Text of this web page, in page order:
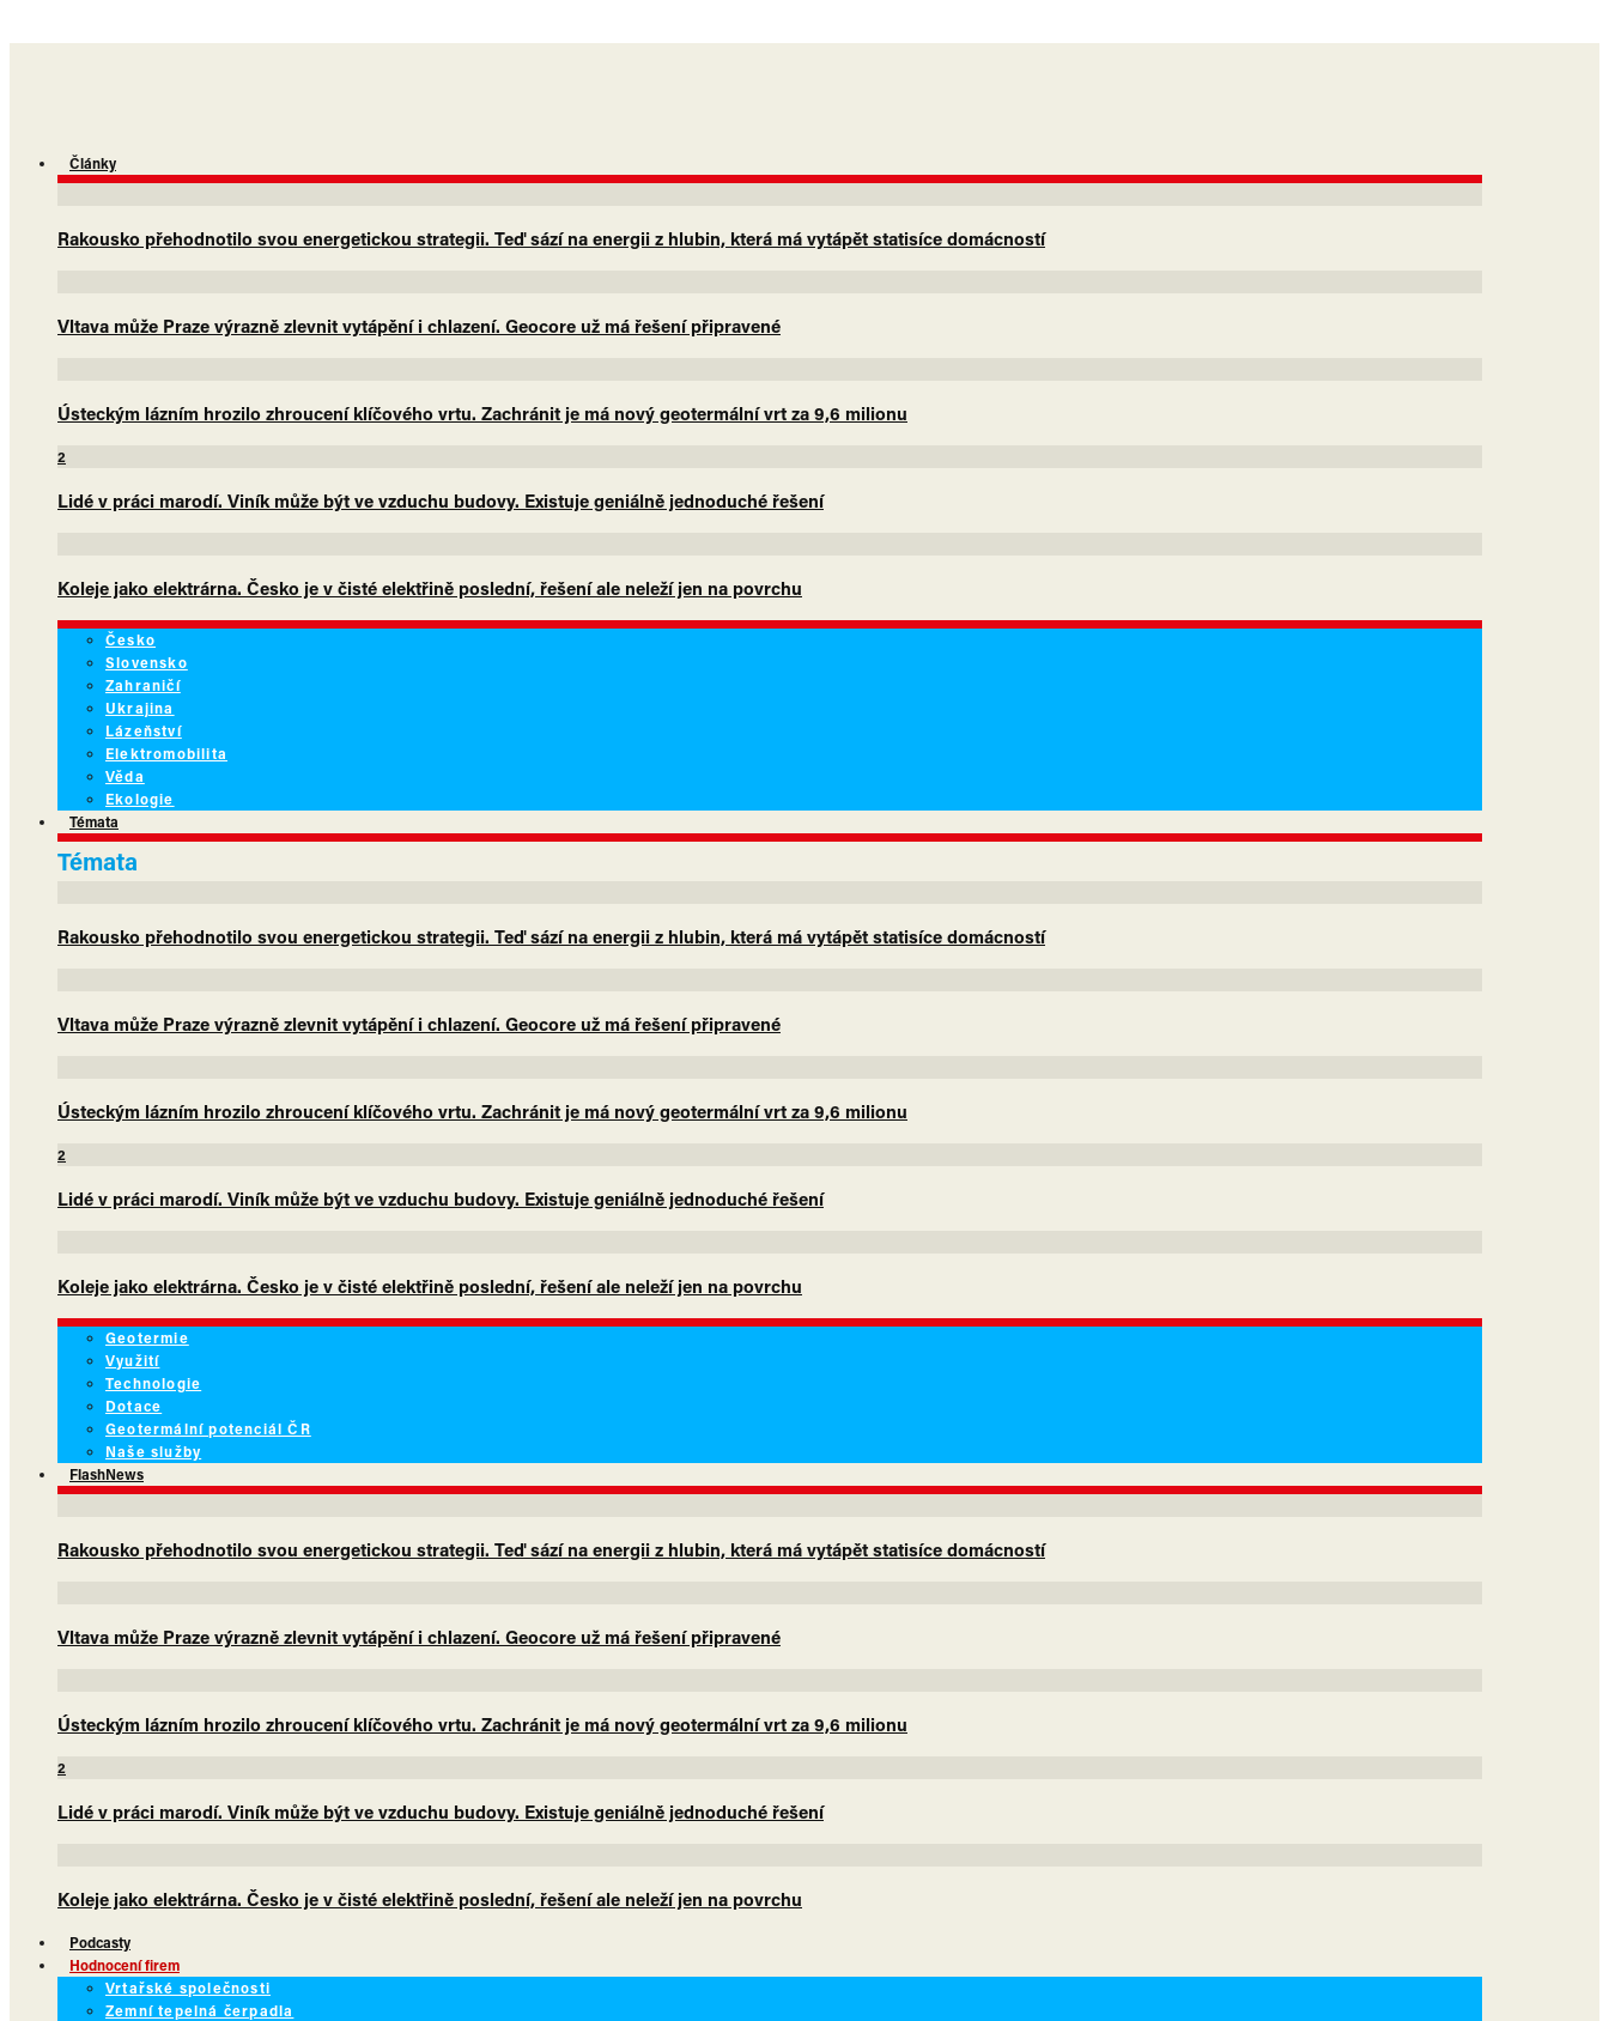
Články
Rakousko přehodnotilo svou energetickou strategii. Teď sází na energii z hlubin, která má vytápět statisíce domácností
Vltava může Praze výrazně zlevnit vytápění i chlazení. Geocore už má řešení připravené
Ústeckým lázním hrozilo zhroucení klíčového vrtu. Zachránit je má nový geotermální vrt za 9,6 milionu
2
Lidé v práci marodí. Viník může být ve vzduchu budovy. Existuje geniálně jednoduché řešení
Koleje jako elektrárna. Česko je v čisté elektřině poslední, řešení ale neleží jen na povrchu
Česko
Slovensko
Zahraničí
Ukrajina
Lázeňství
Elektromobilita
Věda
Ekologie
Témata
Témata
Rakousko přehodnotilo svou energetickou strategii. Teď sází na energii z hlubin, která má vytápět statisíce domácností
Vltava může Praze výrazně zlevnit vytápění i chlazení. Geocore už má řešení připravené
Ústeckým lázním hrozilo zhroucení klíčového vrtu. Zachránit je má nový geotermální vrt za 9,6 milionu
2
Lidé v práci marodí. Viník může být ve vzduchu budovy. Existuje geniálně jednoduché řešení
Koleje jako elektrárna. Česko je v čisté elektřině poslední, řešení ale neleží jen na povrchu
Geotermie
Využití
Technologie
Dotace
Geotermální potenciál ČR
Naše služby
FlashNews
Rakousko přehodnotilo svou energetickou strategii. Teď sází na energii z hlubin, která má vytápět statisíce domácností
Vltava může Praze výrazně zlevnit vytápění i chlazení. Geocore už má řešení připravené
Ústeckým lázním hrozilo zhroucení klíčového vrtu. Zachránit je má nový geotermální vrt za 9,6 milionu
2
Lidé v práci marodí. Viník může být ve vzduchu budovy. Existuje geniálně jednoduché řešení
Koleje jako elektrárna. Česko je v čisté elektřině poslední, řešení ale neleží jen na povrchu
Podcasty
Hodnocení firem
Vrtařské společnosti
Zemní tepelná čerpadla